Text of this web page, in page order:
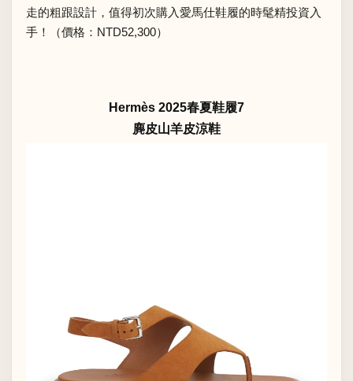
走的粗跟設計，值得初次購入愛馬仕鞋履的時髦精投資入
手！（價格：NTD52,300）
Hermès 2025春夏鞋履7
麂皮山羊皮涼鞋